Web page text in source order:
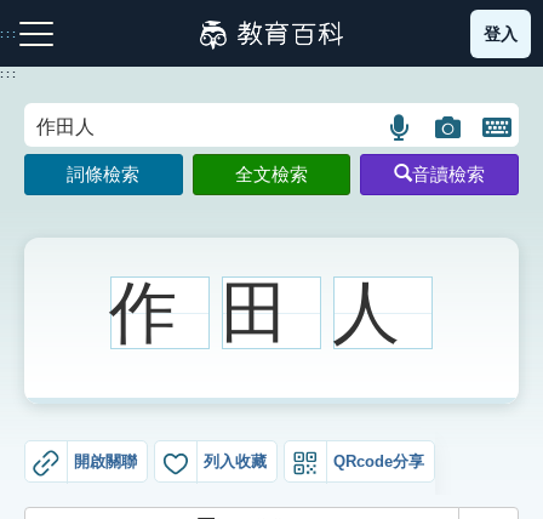
到
主
:::
注音索引圖示 筆畫索引圖示 部首索引表圖示
生字詞彙表
登入
:::
語
言
搜
示
圖
片
搜
開
鍵
圖
詞條檢索 全文檢索 音讀檢索
作 田 人
開啟關聯 列入收藏 QRcode分享